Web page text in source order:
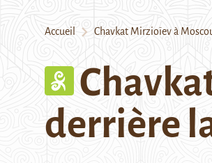
Accueil Chavkat Mirzioïev à
derrière